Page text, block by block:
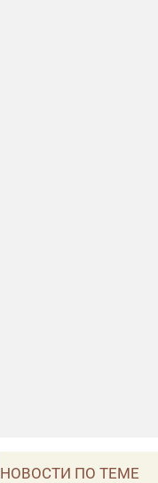
НОВОСТИ ПО ТЕМЕ